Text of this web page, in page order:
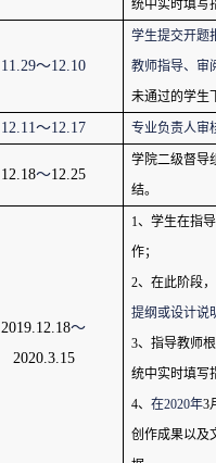
统中实时填写
11.29～12.10
学生提交开题
教师指导、审
未通过的学生
12.11～12.17 专业负责人审
12.18～12.25
学院二级督导
结。
2019.12.18～
2020.3.15
1、学生在指
作；
2、在此阶段
提纲或设计说
3、指导教师
统中实时填写
4、 在2020年3
创作成果以及